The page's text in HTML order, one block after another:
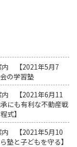
内 【2021年5月7
の学習塾
内 【2021年6月11
にも有利な不動産戦
式】
内 【2021年5月10
と子どもを守る】